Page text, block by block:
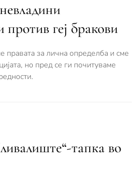
против геј бракови
правата за лична определба и сме
но пред се ги почитуваме
тапка во